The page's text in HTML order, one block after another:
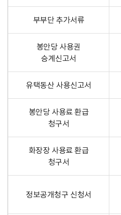
부부단 추가서류
봉안당 사용권
승계신고서
유택동산 사용신고서
봉안당 사용료 환급
청구서
화장장 사용료 환급
청구서
정보공개청구 신청서